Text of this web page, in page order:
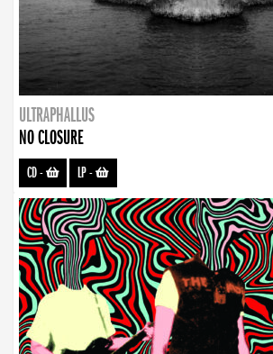
ULTRAPHALLUS
NO CLOSURE
CD- LP-